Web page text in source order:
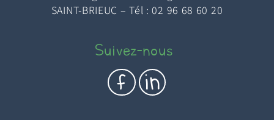
SAINT-BRIEUC – Tél : 02 96 68 60 20
Suivez-nous
c e